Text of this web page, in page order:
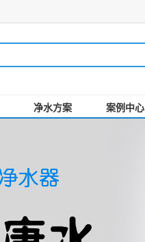
净水方案 案例中心